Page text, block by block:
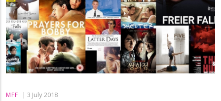
MFF | 3 July 2018